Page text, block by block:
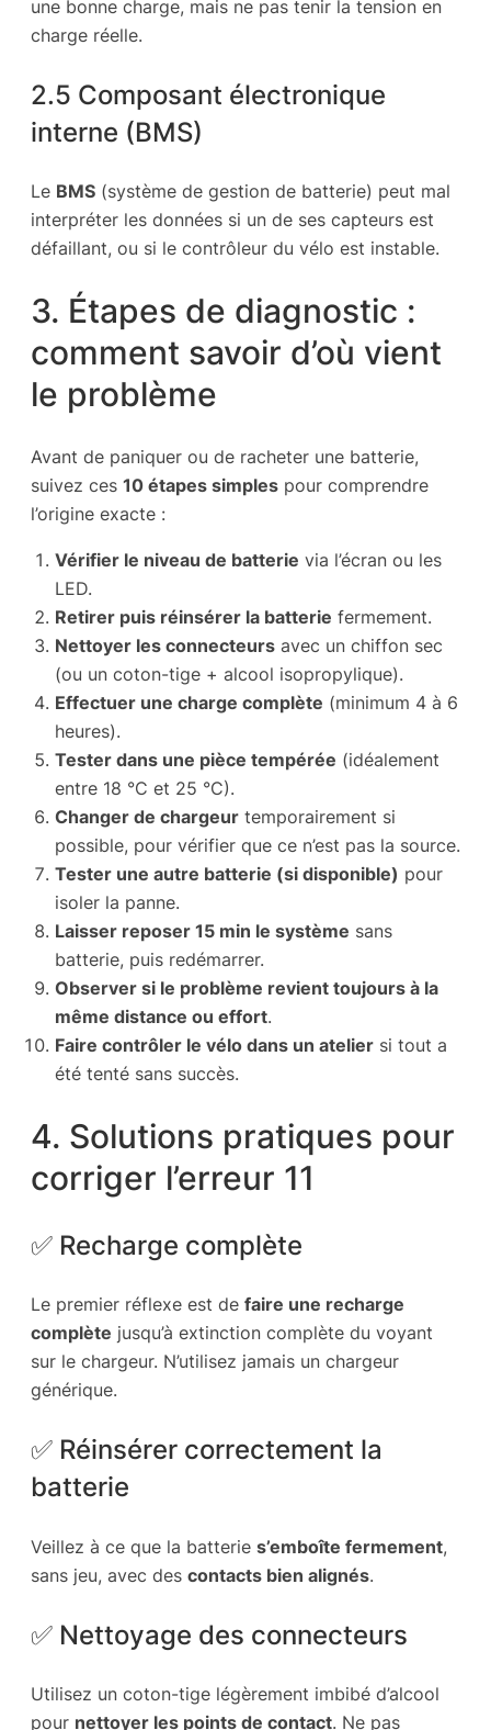
une bonne charge, mais ne pas tenir la tension en
charge réelle.
2.5 Composant électronique
interne (BMS)
Le BMS (système de gestion de batterie) peut mal
interpréter les données si un de ses capteurs est
défaillant, ou si le contrôleur du vélo est instable.
3. Étapes de diagnostic :
comment savoir d’où vient
le problème
Avant de paniquer ou de racheter une batterie,
suivez ces 10 étapes simples pour comprendre
l’origine exacte :
Vérifier le niveau de batterie via l’écran ou les
LED.
Retirer puis réinsérer la batterie fermement.
Nettoyer les connecteurs avec un chiffon sec
(ou un coton-tige + alcool isopropylique).
Effectuer une charge complète (minimum 4 à 6
heures).
Tester dans une pièce tempérée (idéalement
entre 18 °C et 25 °C).
Changer de chargeur temporairement si
possible, pour vérifier que ce n’est pas la source.
Tester une autre batterie (si disponible) pour
isoler la panne.
Laisser reposer 15 min le système sans
batterie, puis redémarrer.
Observer si le problème revient toujours à la
même distance ou effort.
Faire contrôler le vélo dans un atelier si tout a
été tenté sans succès.
4. Solutions pratiques pour
corriger l’erreur 11
✅ Recharge complète
Le premier réflexe est de faire une recharge
complète jusqu’à extinction complète du voyant
sur le chargeur. N’utilisez jamais un chargeur
générique.
✅ Réinsérer correctement la
batterie
Veillez à ce que la batterie s’emboîte fermement,
sans jeu, avec des contacts bien alignés.
✅ Nettoyage des connecteurs
Utilisez un coton-tige légèrement imbibé d’alcool
pour nettoyer les points de contact. Ne pas